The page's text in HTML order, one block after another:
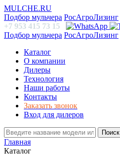
MULCHE.RU
Подбор мульчера РосАгроЛизинг
+7 953 415 73 15
Подбор мульчера РосАгроЛизинг
Каталог
О компании
Дилеры
Технология
Наши работы
Контакты
Заказать звонок
Вход для дилеров
Поиск
Главная
Каталог